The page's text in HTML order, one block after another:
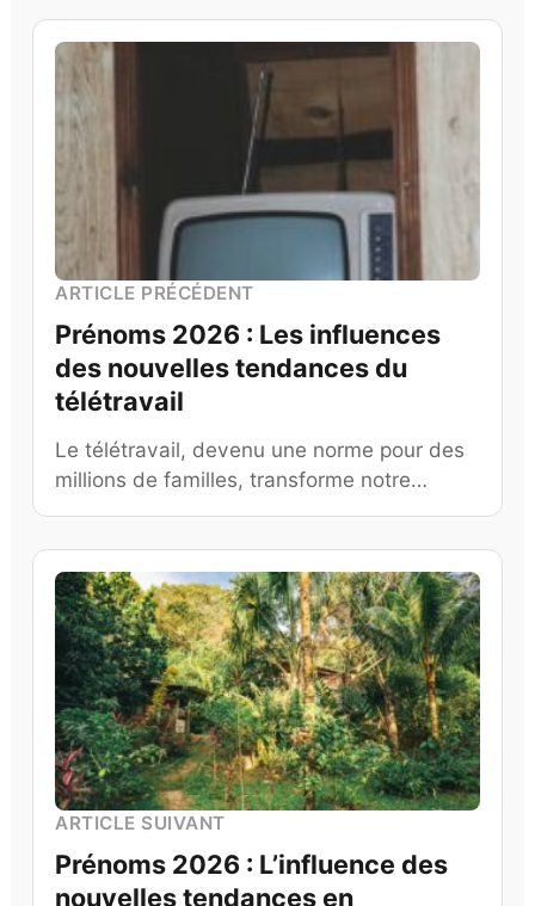
ARTICLE PRÉCÉDENT
Prénoms 2026 : Les influences
des nouvelles tendances du
télétravail
Le télétravail, devenu une norme pour des
millions de familles, transforme notre…
ARTICLE SUIVANT
Prénoms 2026 : L’influence des
nouvelles tendances en